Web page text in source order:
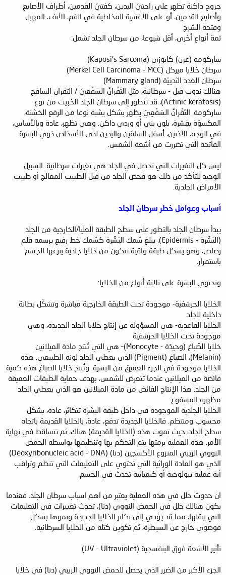
جروح داكنة تظهر على راحتيّ اليدين، كفتيّ القدمين، أطراف الأصابع
وأصابع القدمين، أو على الأغشية المخاطية في الفم، الأنف، المهبل
وفتحة الشرج
ثمة أنواع أخرى، أقل شيوعا، من سرطان الجلد تشمل:
ساركومة (غَرَن) كابوزي (Kaposi's Sarcoma)
سرطان خلايا ميركل (Merkel Cell Carcinoma - MCC)
سرطان الغدد الثدييّة (Mammary gland)
هنالك ندوب قبل - سرطانية، مثل التَقْرانٌ السَفْعِيّ / التقران السافِح
(Actinic keratosis)، قد تتطور إلى سرطان الجلد الخبيث من نوع
ساركومة. التَقْرانٌ السَفْعِيّ يظهر بشكل يشبه نوعا من الرقع الخشنة،
المكسوّة بقِشرة، بلون بني أو وردي داكن. وهي تظهر، عادة وبالأساس،
في الوجه، الأذنين، أسفل الساقين واليدين لدى الأشخاص ذوي البشرة
الفاتحة التي تضررت من أشعة الشمس.
ليس كل التغيرات التي تحصل في الجلد هي تغيرات سرطانية. السبيل
الوحيد للتأكد من ذلك هو فحص الجلد من قبل الطبيب المعالج أو طبيب
الأمراض الجلدية.
أسباب وعوامل خطر سرطان الجلد
يبدأ سرطان الجلد بالتطور على سطح الطبقة العليا/الخارجية من الجلد
(البَشَرة - Epidermis). يبلغ سُمك البَشَرة كسُمك خط رفيع يرسمه قلم
رصاص، وهو يشكل طبقة واقية تتكون من خلايا جلدية ينزعها الجسم
باستمرار.
وتحتوي البشرة على ثلاثة أنواع من الخلايا:
الخلايا الحرشفية- موجودة تحت الطبقة الخارجية مباشرة وتشكّل بطانة
داخلية للجلد
الخلايا القاعدية- هي المسؤولة عن إنتاج خلايا الجلد الجديدة، وهي
موجودة تحت الخلايا الحرشفية
خلايا الصِّباغ (وحيدَة - Monocyte)– هي التي تُنتج مادة الميلانين
(Melanin)، الصباغ (Pigment) الذي يعطي الجلد لونه الطبيعي. هذه
الخلايا موجودة في الجزء العميق من البشرة. وتُنتج خلايا الصباغ هذه كمية
فائضة من الميلانين عندما تتعرض للشمس، بهدف حماية الطبقات العميقة
من الجلد. هذا الإنتاج الفائض من مادة الميلانين هو الذي يعطي الجلد
مظهره المسفوع.
الخلايا الجلدية الموجودة في داخل طبقة البشرة تتكاثر، عادة، بشكل
محسوب ومنتظم. فالخلايا الجديدة تدفع، عادة، بالخلايا القديمة باتجاه
سطح الجلد، حيث تموت هذه (الخلايا القديمة) هناك، ثم تتساقط في نهاية
الأمر. هذه العملية برمتها يتم التحكم بها وتنظيمها بواسطة الحمض
النووي الريبي المنزوع الأكسجين (دنا) (Deoxyribonucleic acid - DNA)
الذي هو المادة الوراثية التي تحتوي على التعليمات التي تنظم وتراقب
أية عملية بيولوجية أو كيميائية تحدث في الجسم.
ان حدوث خلل في هذه العملية يعتبر من اهم اسباب سرطان الجلد. فعندما
يكون هنالك خلل في الحمض النووي (دنا)، تحدث تغييرات في التعليمات
التي ينقلها، مما قد يؤدي إلى تكاثر الخلايا الجديدة ونموها بشكل
فوضوي خارج عن السيطرة، ثم تكوين كتلة من الخلايا السرطانية.
تأثير الأشعة فوق البنفسجية (UV - Ultraviolet)
الجزء الأكبر من الضرر الذي يحصل للحمض النووي الريبي (دنا) في خلايا